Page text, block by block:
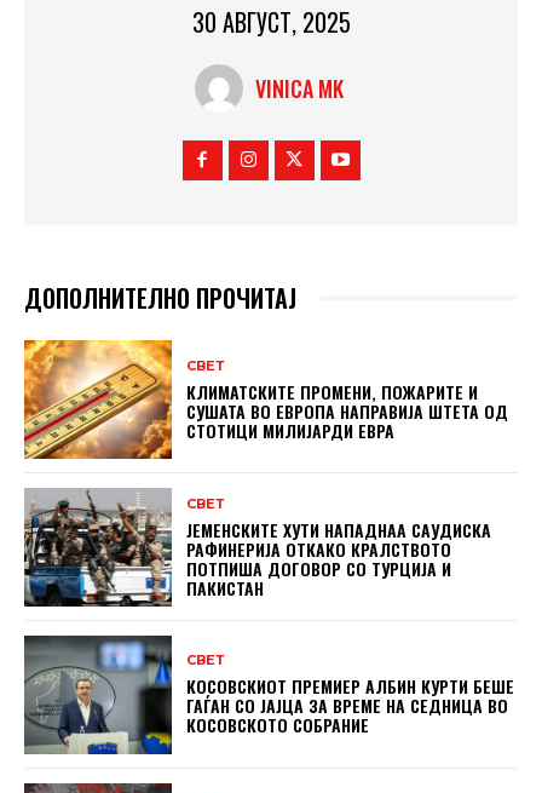
30 АВГУСТ, 2025
VINICA MK
ДОПОЛНИТЕЛНО ПРОЧИТАЈ
СВЕТ
КЛИМАТСКИТЕ ПРОМЕНИ, ПОЖАРИТЕ И
СУШАТА ВО ЕВРОПА НАПРАВИЈА ШТЕТА ОД
СТОТИЦИ МИЛИЈАРДИ ЕВРА
СВЕТ
ЈЕМЕНСКИТЕ ХУТИ НАПАДНАА САУДИСКА
РАФИНЕРИЈА ОТКАКО КРАЛСТВОТО
ПОТПИША ДОГОВОР СО ТУРЦИЈА И
ПАКИСТАН
СВЕТ
КОСОВСКИОТ ПРЕМИЕР АЛБИН КУРТИ БЕШЕ
ГАЃАН СО ЈАЈЦА ЗА ВРЕМЕ НА СЕДНИЦА ВО
КОСОВСКОТО СОБРАНИЕ